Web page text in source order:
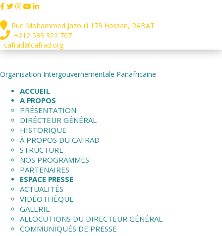
Rue Mohammed Jazouli 173 Hassan, RABAT
+212 539 322 707
cafrad@cafrad.org
Organisation Intergouvernementale Panafricaine
ACCUEIL
A PROPOS
PRÉSENTATION
DIRÉCTEUR GÉNÉRAL
HISTORIQUE
À PROPOS DU CAFRAD
STRUCTURE
NOS PROGRAMMES
PARTENAIRES
ESPACE PRESSE
ACTUALITÉS
VIDÉOTHÈQUE
GALERIE
ALLOCUTIONS DU DIRECTEUR GÉNÉRAL
COMMUNIQUÉS DE PRESSE